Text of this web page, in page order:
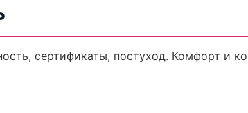
сертификаты, постуход. Комфорт и